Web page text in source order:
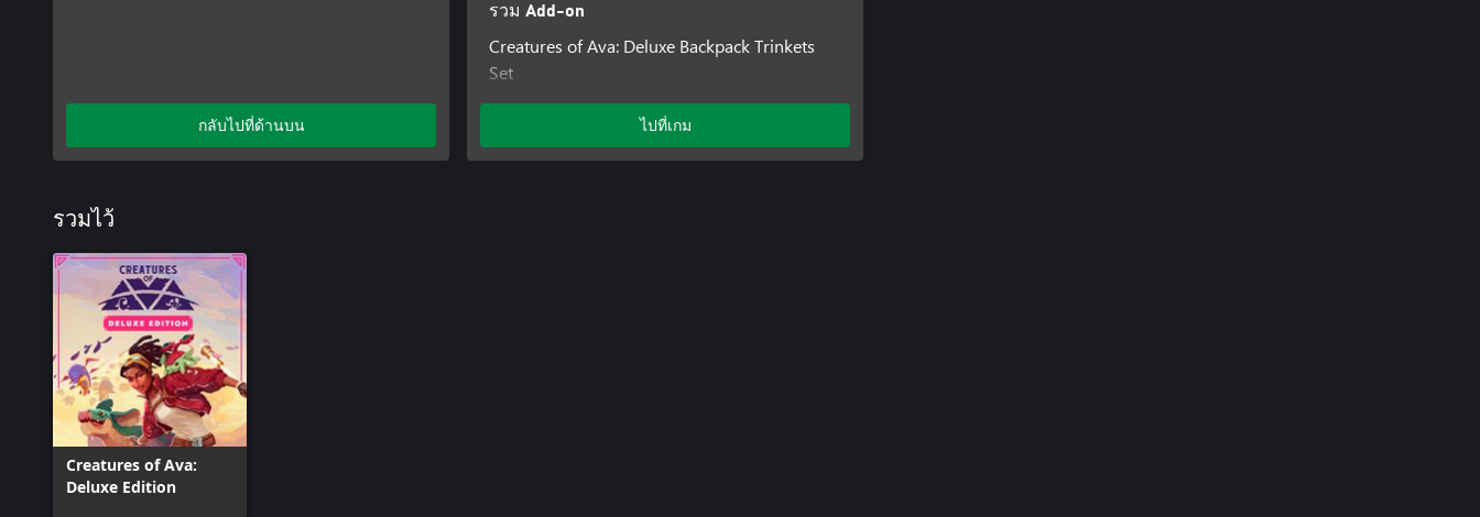
กลับไปที่ด้านบน
รวม Add-on
Creatures of Ava: Deluxe Backpack Trinkets
Set
Creatures of Ava: WDC Charity Backpack
ไปที่เกม
รวมไว้
Creatures of Ava:
Deluxe Edition